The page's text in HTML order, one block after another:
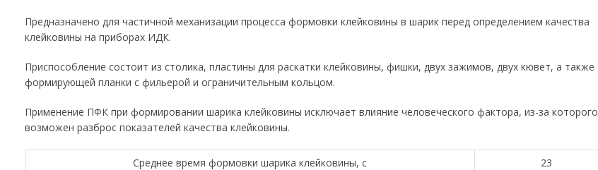
Предназначено для частичной механизации процесса формовки клейковины в шарик перед определением качества
клейковины на приборах ИДК.
Приспособление состоит из столика, пластины для раскатки клейковины, фишки, двух зажимов, двух кювет, а также
формирующей планки с фильерой и ограничительным кольцом.
Применение ПФК при формировании шарика клейковины исключает влияние человеческого фактора, из-за которого
возможен разброс показателей качества клейковины.
Среднее время формовки шарика клейковины, с
23